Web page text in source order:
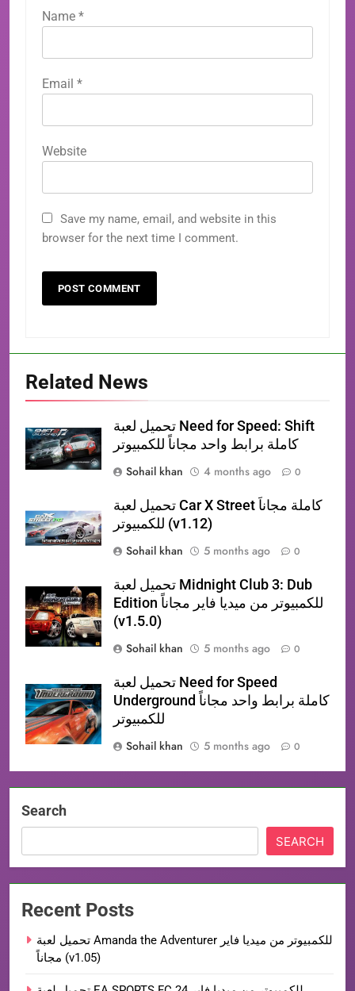
Name *
Email *
Website
Save my name, email, and website in this
browser for the next time I comment.
Related News
تحميل لعبة Need for Speed: Shift
كاملة برابط واحد مجاناً للكمبيوتر
Sohail khan
4 months ago 0
تحميل لعبة Car X Street كاملة مجاناً
للكمبيوتر (v1.12)
Sohail khan
5 months ago 0
تحميل لعبة​ Midnight Club 3: Dub
Edition للكمبيوتر من ميديا فاير مجاناً
(v1.5.0)
Sohail khan
5 months ago 0
تحميل لعبة Need for Speed
Underground كاملة برابط واحد مجاناً
للكمبيوتر
Sohail khan
5 months ago 0
Search
SEARCH
Recent Posts
تحميل لعبة Amanda the Adventurer للكمبيوتر من ميديا فاير
مجاناً (v1.05)